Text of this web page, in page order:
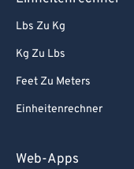
Lbs Zu Kg
Kg Zu Lbs
Feet Zu Meters
Einheitenrechner
Web-Apps